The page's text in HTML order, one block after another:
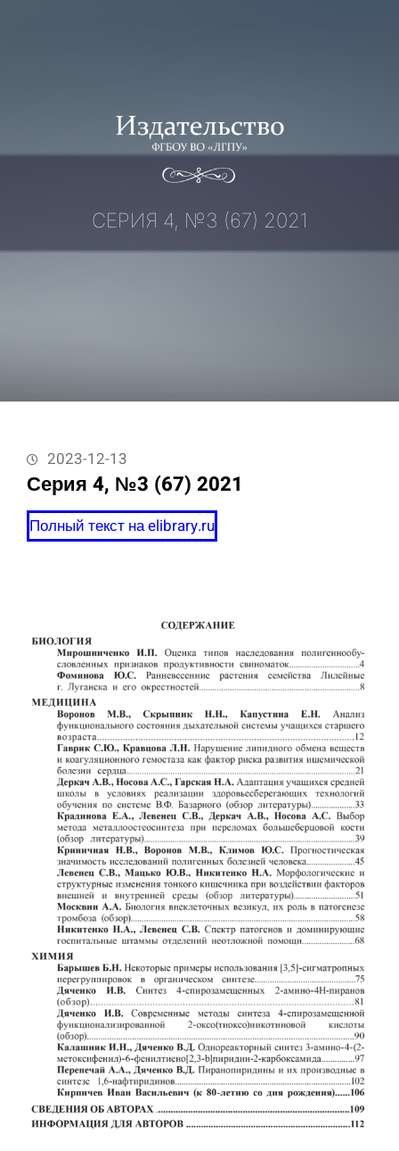
СЕРИЯ 4, №3 (67) 2021
2023-12-13
Серия 4, №3 (67) 2021
Полный текст на elibrary.ru